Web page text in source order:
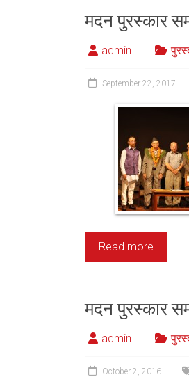
मदन पुरस्कार
admin
September 22, 2017
Read more
मदन पुरस्कार
admin
October 2, 2016